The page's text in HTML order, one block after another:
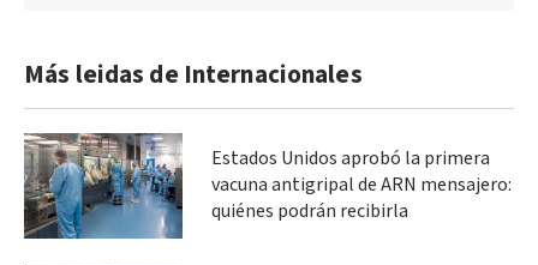
Más leidas de Internacionales
Estados Unidos aprobó la primera
vacuna antigripal de ARN mensajero:
quiénes podrán recibirla